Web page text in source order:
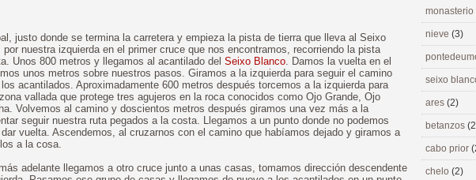
justo donde se termina la carretera y empieza la pista de tierra que lleva al Seixo
por nuestra izquierda en el primer cruce que nos encontramos, recorriendo la pista
Unos 800 metros y llegamos al acantilado del Seixo Blanco. Damos la vuelta en el
unos metros sobre nuestros pasos. Giramos a la izquierda para seguir el camino
acantilados. Aproximadamente 600 metros después torcemos a la izquierda para
vallada que protege tres agujeros en la roca conocidos como Ojo Grande, Ojo
Volvemos al camino y doscientos metros después giramos una vez más a la
seguir nuestra ruta pegados a la costa. Llegamos a un punto donde no podemos
vuelta. Ascendemos, al cruzarnos con el camino que habíamos dejado y giramos a
a la cosa.
adelante llegamos a otro cruce junto a unas casas, tomamos dirección descendente
nieve (3)
seixo
ares (2)
betanzos
cabo prior
chelo (2)